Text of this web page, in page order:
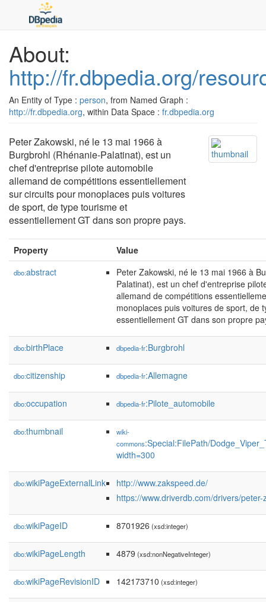
About:
http://fr.dbpedia.org/
An Entity of Type : person, from Named Graph :
http://fr.dbpedia.org, within Data Space : fr.dbpedia.org
Peter Zakowski, né le 13 mai 1966 à
Burgbrohl (Rhénanie-Palatinat), est un
chef d'entreprise pilote automobile
allemand de compétitions essentiellement
sur circuits pour monoplaces puis voitures
de sport, de type tourisme et
essentiellement GT dans son propre pays.
Property Value
dbo:abstract
Peter Zakowski, né le 13 mai 1966 à
Palatinat), est un chef d'entreprise
allemand de compétitions
monoplaces puis voitures de sport, de
essentiellement GT dans son propre
dbo:birthPlace dbpedia-fr:Burgbrohl
dbo:citizenship dbpedia-fr:Allemagne
dbo:occupation dbpedia-fr:Pilote_automobile
dbo:thumbnail
wiki-
commons:Special:FilePath/
width=300
dbo:wikiPageExternalLink
http://www.zakspeed.de/
https://www.driverdb.com/drivers/peter-
dbo:wikiPageID 8701926 (xsd:integer)
dbo:wikiPageLength 4879 (xsd:nonNegativeInteger)
dbo:wikiPageRevisionID 142173710 (xsd:integer)